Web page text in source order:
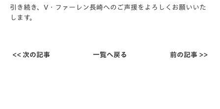
引き続き、V・ファーレン長崎へのご声援をよろしくお願いいた
します。
<< 次の記事 一覧へ戻る 前の記事 >>